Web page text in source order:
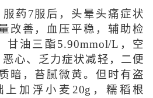
药7服后，头晕头痛症状
改善，血压平稳，辅助检
甘油三酯5.90mmol/L，空
心、乏力症状减轻，二便
暗，苔腻微黄。但时有盗
加浮小麦20g，糯稻根